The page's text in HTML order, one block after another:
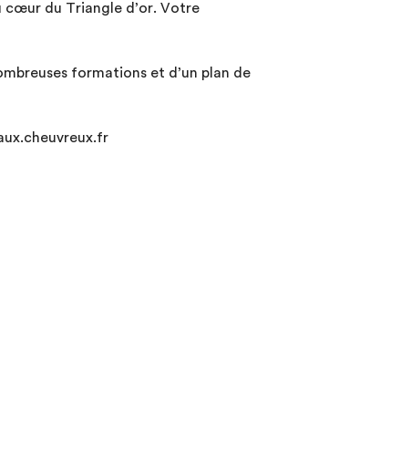
cœur du Triangle d’or. Votre
formations et d’un plan de